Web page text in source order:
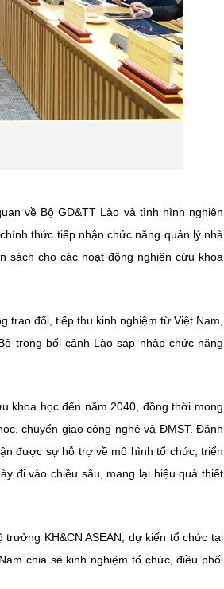
về Bộ GD&TT Lào và tình hình nghiên
thức tiếp nhận chức năng quản lý nhà
sách cho các hoạt động nghiên cứu khoa
đổi, tiếp thu kinh nghiệm từ Việt Nam,
trong bối cảnh Lào sáp nhập chức năng
khoa học đến năm 2040, đồng thời mong
chuyển giao công nghệ và ĐMST. Đánh
được sự hỗ trợ về mô hình tổ chức, triển
đi vào chiều sâu, mang lại hiệu quả thiết
KH&CN ASEAN, dự kiến tổ chức tại
chia sẻ kinh nghiệm tổ chức, điều phối